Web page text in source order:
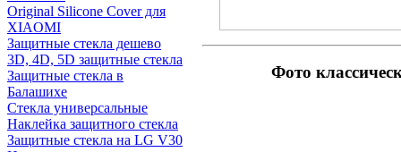
Original Silicone Cover для
XIAOMI
Защитные стекла дешево
3D, 4D, 5D защитные стекла
Защитные стекла в
Балашихе
Стекла универсальные
Наклейка защитного стекла
Защитные стекла на LG V30
Фото